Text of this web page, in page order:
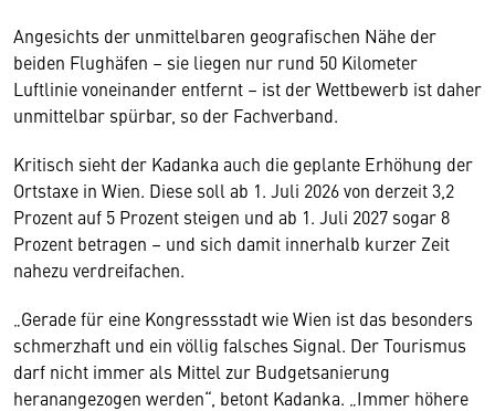
Angesichts der unmittelbaren geografischen Nähe der
beiden Flughäfen – sie liegen nur rund 50 Kilometer
Luftlinie voneinander entfernt – ist der Wettbewerb ist daher
unmittelbar spürbar, so der Fachverband.
Kritisch sieht der Kadanka auch die geplante Erhöhung der
Ortstaxe in Wien. Diese soll ab 1. Juli 2026 von derzeit 3,2
Prozent auf 5 Prozent steigen und ab 1. Juli 2027 sogar 8
Prozent betragen – und sich damit innerhalb kurzer Zeit
nahezu verdreifachen.
„Gerade für eine Kongressstadt wie Wien ist das besonders
schmerzhaft und ein völlig falsches Signal. Der Tourismus
darf nicht immer als Mittel zur Budgetsanierung
heranangezogen werden“, betont Kadanka. „Immer höhere